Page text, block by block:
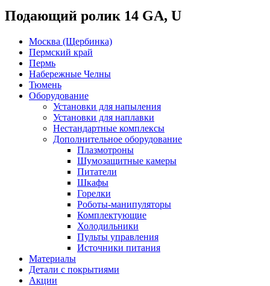
Подающий ролик 14 GA, U
Москва (Щербинка)
Пермский край
Пермь
Набережные Челны
Тюмень
Оборудование
Установки для напыления
Установки для наплавки
Нестандартные комплексы
Дополнительное оборудование
Плазмотроны
Шумозащитные камеры
Питатели
Шкафы
Горелки
Роботы-манипуляторы
Комплектующие
Холодильники
Пульты управления
Источники питания
Материалы
Детали с покрытиями
Акции